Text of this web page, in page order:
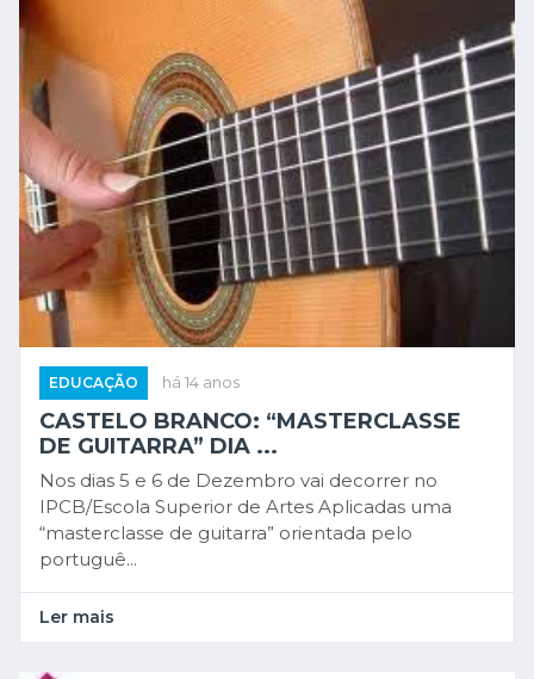
EDUCAÇÃO há 14 anos
CASTELO BRANCO: “MASTERCLASSE
DE GUITARRA” DIA ...
Nos dias 5 e 6 de Dezembro vai decorrer no
IPCB/Escola Superior de Artes Aplicadas uma
“masterclasse de guitarra” orientada pelo
portuguê...
Ler mais